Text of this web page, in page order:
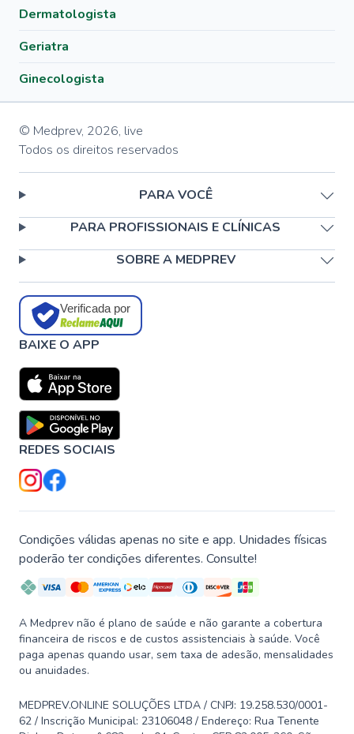
Dermatologista
Geriatra
Ginecologista
© Medprev, 2026, live
Todos os direitos reservados
PARA VOCÊ
PARA PROFISSIONAIS E CLÍNICAS
SOBRE A MEDPREV
Verificada por
BAIXE O APP
REDES SOCIAIS
Condições válidas apenas no site e app. Unidades físicas
poderão ter condições diferentes. Consulte!
A Medprev não é plano de saúde e não garante a cobertura
financeira de riscos e de custos assistenciais à saúde. Você
paga apenas quando usar, sem taxa de adesão, mensalidades
ou anuidades.
MEDPREV.ONLINE SOLUÇÕES LTDA / CNPJ: 19.258.530/0001-
62 / Inscrição Municipal: 23106048 / Endereço: Rua Tenente